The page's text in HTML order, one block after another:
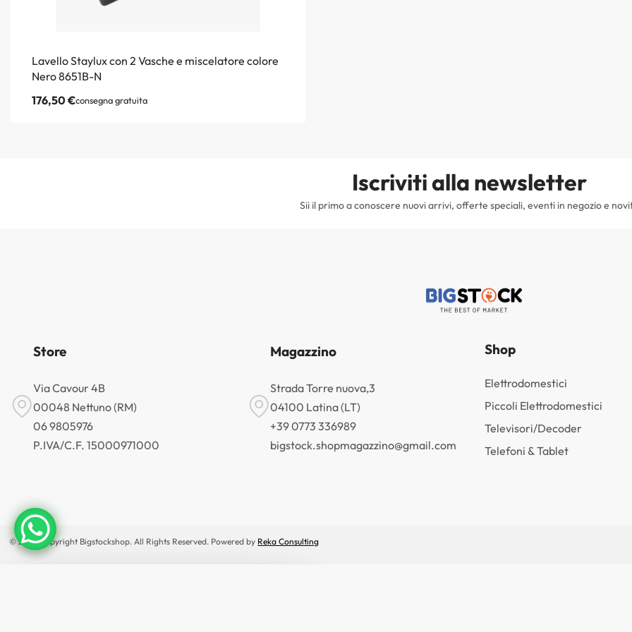
Lavello Staylux con 2 Vasche e miscelatore colore
Nero 8651B-N
176,50€consegna gratuita
Iscriviti alla newsletter
Sii il primo a conoscere nuovi arrivi, offerte speciali, eventi in negozio e
Store
Via Cavour 4B
00048 Nettuno (RM)
06 9805976
P.IVA/C.F. 15000971000
Magazzino
Strada Torre nuova,3
04100 Latina (LT)
+39 0773 336989
bigstock.shopmagazzino@gmail.com
Shop
Elettrodomestici
Piccoli Elettrodomestici
Televisori/Decoder
Telefoni & Tablet
© 2026 Copyright Bigstockshop. All Rights Reserved. Powered by Reka Consulting